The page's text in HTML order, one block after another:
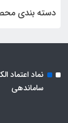
دسته بندی
نماد اعتماد
ساماندهی